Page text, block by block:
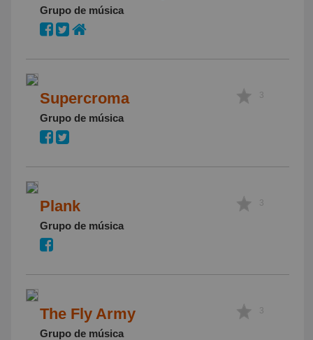
Grupo de música
Supercroma
Grupo de música
3
Plank
Grupo de música
3
The Fly Army
Grupo de música
3